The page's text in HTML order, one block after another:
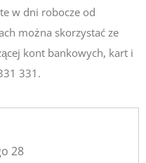
w dni robocze od
można skorzystać ze
kont bankowych, kart i
331.
28